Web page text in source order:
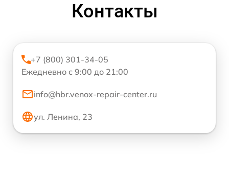
Контакты
+7 (800) 301-34-05
Ежедневно с 9:00 до 21:00
info@hbr.venox-repair-center.ru
ул. Ленина, 23